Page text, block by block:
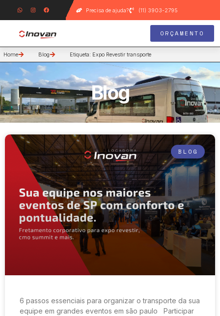
Precisa de ajuda? (11) 3903-2795
ORÇAMENTO
Home Blog Etiqueta: Expo Revestir transporte
Blog
BLOG
6 passos essenciais para organizar o transporte da sua
equipe em grandes eventos em são paulo Participar